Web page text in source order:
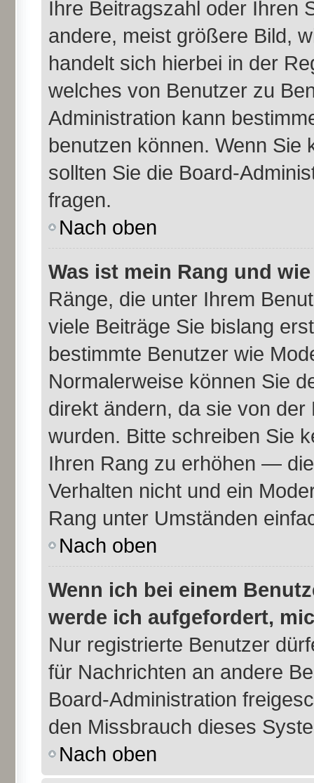
Ihre Beitragszahl oder Ihren
andere, meist größere Bild,
handelt sich hierbei in der
welches von Benutzer zu
Administration kann
benutzen können. Wenn Sie
sollten Sie die Board-
fragen.
Nach oben
Was ist mein Rang und
Ränge, die unter Ihrem
viele Beiträge Sie bislang
bestimmte Benutzer wie
Normalerweise können Sie
direkt ändern, da sie von
wurden. Bitte schreiben Sie
Ihren Rang zu erhöhen —
Verhalten nicht und ein
Rang unter Umständen
Nach oben
Wenn ich bei einem
werde ich aufgefordert,
Nur registrierte Benutzer
für Nachrichten an andere
Board-Administration
den Missbrauch dieses
Nach oben